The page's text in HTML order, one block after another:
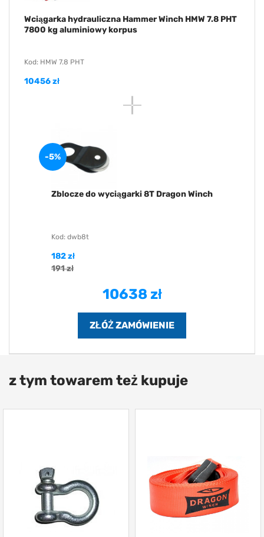
Wciągarka hydrauliczna Hammer Winch HMW 7.8 PHT
7800 kg aluminiowy korpus
Kod: HMW 7.8 PHT
10456 zł
-5%
Zblocze do wyciągarki 8T Dragon Winch
Kod: dwb8t
182 zł
191 zł
10638 zł
z tym towarem też kupuje